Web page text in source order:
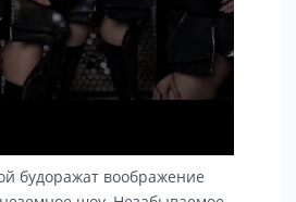
будоражат воображение